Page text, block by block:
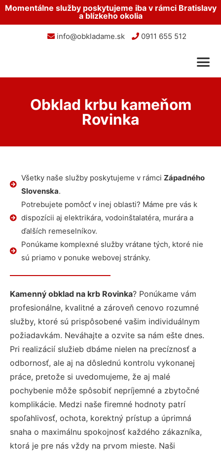
Momentálne služby poskytujeme iba v rámci Bratislavy
a blízkeho okolia
info@obkladame.sk 0911 655 512
Obklad krbu kameňom
Rovinka
Všetky naše služby poskytujeme v rámci Západného
Slovenska.
Potrebujete pomôcť v inej oblasti? Máme pre vás k
dispozícii aj elektrikára, vodoinštalatéra, murára a
ďalších remeselníkov.
Ponúkame komplexné služby vrátane tých, ktoré nie
sú priamo v ponuke webovej stránky.
Kamenný obklad na krb Rovinka? Ponúkame vám
profesionálne, kvalitné a zároveň cenovo rozumné
služby, ktoré sú prispôsobené vašim individuálnym
požiadavkám. Neváhajte a ozvite sa nám ešte dnes.
Pri realizácií služieb dbáme nielen na precíznosť a
odbornosť, ale aj na dôslednú kontrolu vykonanej
práce, pretože si uvedomujeme, že aj malé
pochybenie môže spôsobiť nepríjemné a zbytočné
komplikácie. Medzi naše firemné hodnoty patrí
spoľahlivosť, ochota, korektný prístup a úprimná
snaha o maximálnu spokojnosť každého zákazníka,
ktorá je pre nás vždy na prvom mieste. Naši